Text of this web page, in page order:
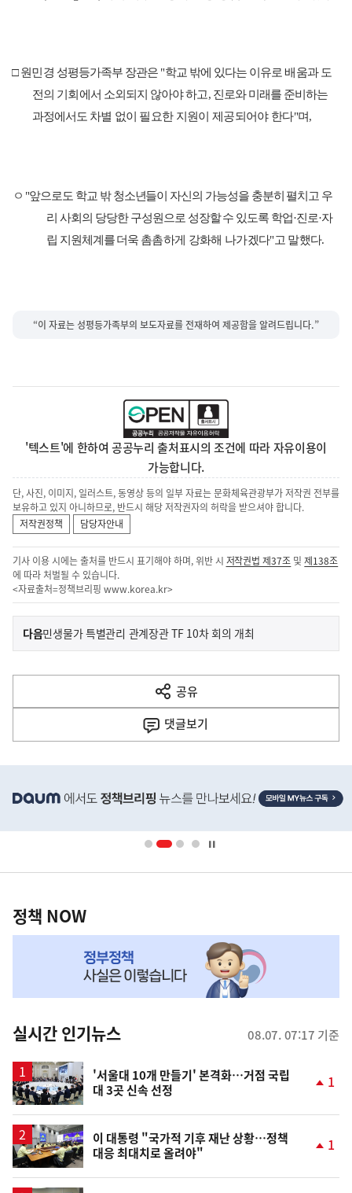
□원민경 성평등가족부 장관은 "학교 밖에 있다는 이유로 배움과 도
전의 기 회 에서 소외되지 않아야 하고, 진로와 미래를 준비하는
과정에서도 차별 없이 필요한 지원이 제공되어야 한다"며,
ㅇ "앞으로도 학교 밖 청소년들이 자신의 가능성을 충분히 펼치고 우
리 사회 의 당당한 구성원으로 성장할 수 있도록 학업·진로·자
립 지원체계를 더욱 촘촘하게 강화해 나가겠다"고 말했다.
“이 자료는 성평등가족부의 보도자료를 전재하여 제공함을 알려드립니다.”
'텍스트'에 한하여 공공누리 출처표시의 조건에 따라 자유이용이
가능합니다.
단, 사진, 이미지, 일러스트, 동영상 등의 일부 자료는 문화체육관광부가 저작권 전부를
보유하고 있지 아니하므로, 반드시 해당 저작권자의 허락을 받으셔야 합니다.
저작권정책
담당자안내
기사 이용 시에는 출처를 반드시 표기해야 하며, 위반 시 저작권법 제37조 및제138조
에 따라 처벌될 수 있습니다.
<자료출처=정책브리핑 www.korea.kr>
이
전
다
음
다음기
사
민생물가 특별관리 관계장관 TF 10차 회의 개최
공유
열
기
댓글보기
단
영
책
NOW,
뉴
스
정책 NOW
실시간 인기뉴스 08.07. 07:17 기준
'서울대 10개 만들기' 본격화…거점 국립
대 3곳 신속 선정
상
1
이 대통령 "국가적 기후 재난 상황…정책
대응 최대치로 올려야"
상
1